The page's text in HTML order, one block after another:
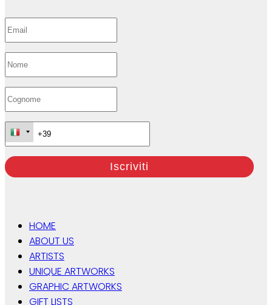
HOME
ABOUT US
ARTISTS
UNIQUE ARTWORKS
GRAPHIC ARTWORKS
GIFT LISTS